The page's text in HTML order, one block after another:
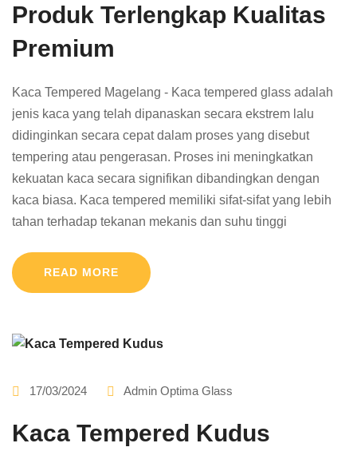
Produk Terlengkap Kualitas
Premium
Kaca Tempered Magelang - Kaca tempered glass adalah
jenis kaca yang telah dipanaskan secara ekstrem lalu
didinginkan secara cepat dalam proses yang disebut
tempering atau pengerasan. Proses ini meningkatkan
kekuatan kaca secara signifikan dibandingkan dengan
kaca biasa. Kaca tempered memiliki sifat-sifat yang lebih
tahan terhadap tekanan mekanis dan suhu tinggi
READ MORE
17/03/2024 Admin Optima Glass
Kaca Tempered Kudus